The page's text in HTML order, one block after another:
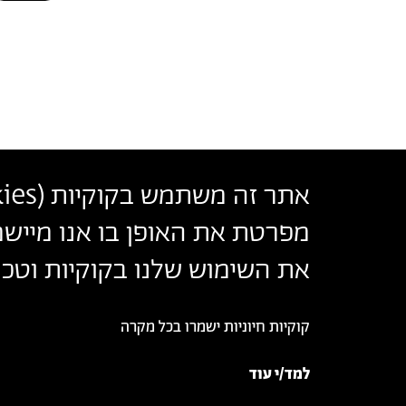
אתר זה משתמש בקוקיות (
מפרטת את האופן בו אנו
את השימוש שלנו בקוקיות
קוקיות חיוניות ישמרו בכל מקרה
למד/י עוד
בצלאל אקדמיה לאמנות ועיצוב ירושלים
أكاديمية بتسلئيل للفنون والتصميم القدس
© 2026 בצלאל אקדמיה לאמנות ועיצוב ירושלים